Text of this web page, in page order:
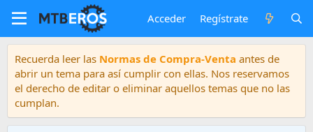
Acceder Regístrate
Recuerda leer las Normas de Compra-Venta antes de
abrir un tema para así cumplir con ellas. Nos reservamos
el derecho de editar o eliminar aquellos temas que no las
cumplan.